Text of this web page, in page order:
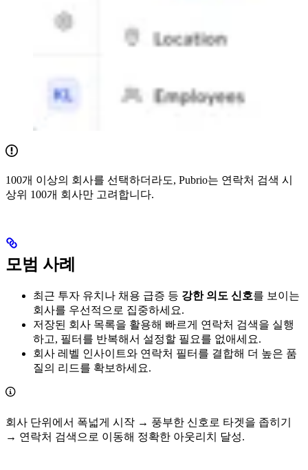
100개 이상의 회사를 선택하더라도, Pubrio는 연락처 검색 시
상위 100개 회사만 고려합니다.
모범 사례
최근 투자 유치나 채용 급증 등 강한 의도 신호를 보이는
회사를 우선적으로 집중하세요.
저장된 회사 목록을 활용해 빠르게 연락처 검색을 실행
하고, 필터를 반복해서 설정할 필요를 없애세요.
회사 레벨 인사이트와 연락처 필터를 결합해 더 높은 품
질의 리드를 확보하세요.
회사 단위에서 폭넓게 시작 → 풍부한 신호로 타겟을 좁히기
→ 연락처 검색으로 이동해 정확한 아웃리치 달성.